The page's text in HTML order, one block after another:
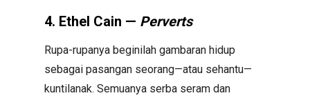
4. Ethel Cain — Perverts
Rupa-rupanya beginilah gambaran hidup
sebagai pasangan seorang—atau sehantu—
kuntilanak. Semuanya serba seram dan